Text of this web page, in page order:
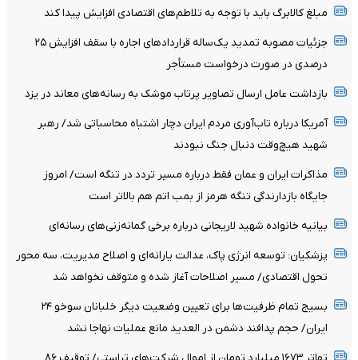
مبلغ کالابرگ باید با توجه به تلاطم‌های اقتصادی افزایش پیدا کند
جزئیات مصوبه تمدید یک‌ساله قرارداد‌های اجاره با سقف افزایش ۲۵
درصدی در صورت درخواست مستأجر
بازداشت عامل ارسال تصاویر پرتاب موشک به رسانه‌های معاند در یزد
آمریکا درباره تاب‌آوری مردم ایران دچار اشتباه محاسباتی شد/ رهبر
شهید هیچ‌وقت دنبال جنگ نبودند
مذاکرات ایران و عمان فقط درباره مسیر تردد در تنگه است/ امروز
جایگاه بازدارندگی تنگه هرمز از بمب اتم هم بالاتر است
بیانیه خانواده شهید لاریجانی درباره برخی گمانه‌زنی‌های رسانه‌ای
پزشکیان: توسعه انرژی پاک، عدالت یارانه‌ای و اصلاح مدیریت، سه محور
تحول اقتصادی/ مسیر اصلاحات آغاز شده و متوقف نخواهد شد
بسیج تمام ظرفیت‌ها برای تعیین وضعیت دیگر خلبانان سوخو ۲۴
ایران/ حجم پدافند دشمن در العدید مانع عملیات نهاجا نشد